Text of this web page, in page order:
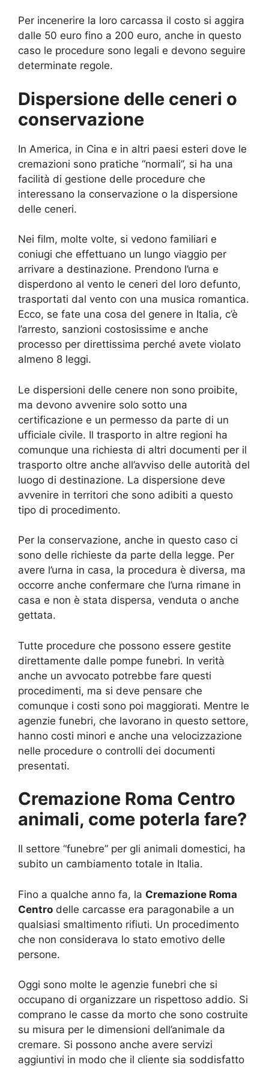
Per incenerire la loro carcassa il costo si aggira
dalle 50 euro fino a 200 euro, anche in questo
caso le procedure sono legali e devono seguire
determinate regole.
Dispersione delle ceneri o
conservazione
In America, in Cina e in altri paesi esteri dove le
cremazioni sono pratiche “normali”, si ha una
facilità di gestione delle procedure che
interessano la conservazione o la dispersione
delle ceneri.
Nei film, molte volte, si vedono familiari e
coniugi che effettuano un lungo viaggio per
arrivare a destinazione. Prendono l’urna e
disperdono al vento le ceneri del loro defunto,
trasportati dal vento con una musica romantica.
Ecco, se fate una cosa del genere in Italia, c’è
l’arresto, sanzioni costosissime e anche
processo per direttissima perché avete violato
almeno 8 leggi.
Le dispersioni delle cenere non sono proibite,
ma devono avvenire solo sotto una
certificazione e un permesso da parte di un
ufficiale civile. Il trasporto in altre regioni ha
comunque una richiesta di altri documenti per il
trasporto oltre anche all’avviso delle autorità del
luogo di destinazione. La dispersione deve
avvenire in territori che sono adibiti a questo
tipo di procedimento.
Per la conservazione, anche in questo caso ci
sono delle richieste da parte della legge. Per
avere l’urna in casa, la procedura è diversa, ma
occorre anche confermare che l’urna rimane in
casa e non è stata dispersa, venduta o anche
gettata.
Tutte procedure che possono essere gestite
direttamente dalle pompe funebri. In verità
anche un avvocato potrebbe fare questi
procedimenti, ma si deve pensare che
comunque i costi sono poi maggiorati. Mentre le
agenzie funebri, che lavorano in questo settore,
hanno costi minori e anche una velocizzazione
nelle procedure o controlli dei documenti
presentati.
Cremazione Roma Centro
animali, come poterla fare?
Il settore “funebre” per gli animali domestici, ha
subito un cambiamento totale in Italia.
Fino a qualche anno fa, la Cremazione Roma
Centro delle carcasse era paragonabile a un
qualsiasi smaltimento rifiuti. Un procedimento
che non considerava lo stato emotivo delle
persone.
Oggi sono molte le agenzie funebri che si
occupano di organizzare un rispettoso addio. Si
comprano le casse da morto che sono costruite
su misura per le dimensioni dell’animale da
cremare. Si possono anche avere servizi
aggiuntivi in modo che il cliente sia soddisfatto